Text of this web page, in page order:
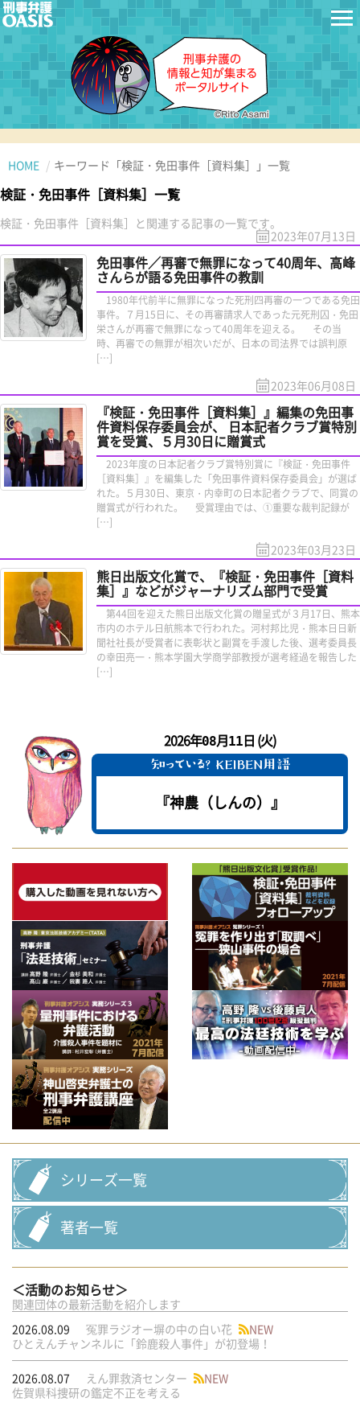
HOME キーワード「検証・免田事件［資料集］」一覧
検証・免田事件［資料集］一覧
検証・免田事件［資料集］と関連する記事の一覧です。
2023年07月13日
免田事件／再審で無罪になって40周年、高峰
さんらが語る免田事件の教訓
1980年代前半に無罪になった死刑四再審の一つである免田
事件。７月15日に、その再審請求人であった元死刑囚・免田
栄さんが再審で無罪になって40周年を迎える。 その当
時、再審での無罪が相次いだが、日本の司法界では誤判原
[…]
2023年06月08日
『検証・免田事件［資料集］』編集の免田事
件資料保存委員会が、 日本記者クラブ賞特別
賞を受賞、５月30日に贈賞式
2023年度の日本記者クラブ賞特別賞に『検証・免田事件
［資料集］』を編集した「免田事件資料保存委員会」が選ば
れた。５月30日、東京・内幸町の日本記者クラブで、同賞の
贈賞式が行われた。 受賞理由では、①重要な裁判記録が
[…]
2023年03月23日
熊日出版文化賞で、『検証・免田事件［資料
集］』などがジャーナリズム部門で受賞
第44回を迎えた熊日出版文化賞の贈呈式が３月17日、熊本
市内のホテル日航熊本で行われた。河村邦比児・熊本日日新
聞社社長が受賞者に表彰状と副賞を手渡した後、選考委員長
の幸田亮一・熊本学園大学商学部教授が選考経過を報告した
[…]
2026年08月11日 (火)
『神農（しんの）』
シリーズ一覧
著者一覧
＜活動のお知らせ＞
関連団体の最新活動を紹介します
2026.08.09
冤罪ラジオー塀の中の白い花
NEW
ひとえんチャンネルに「鈴鹿殺人事件」が初登場！
2026.08.07 えん罪救済センター
NEW
佐賀県科捜研の鑑定不正を考える